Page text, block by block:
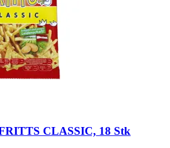
CLASSIC, 18 Stk